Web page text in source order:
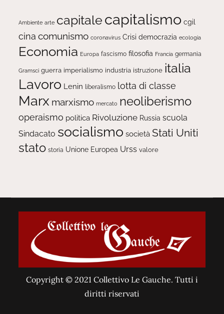
Ambiente arte capitale capitalismo cgil
cina comunismo coronavirus Crisi democrazia ecologia
Economia Europa fascismo filosofia Francia germania
Gramsci guerra imperialismo industria istruzione italia
Lavoro Lenin liberalismo lotta di classe
Marx marxismo mercato neoliberismo
operaismo politica Rivoluzione Russia scuola
Sindacato socialismo società Stati Uniti
stato storia Unione Europea Urss valore
Copyright © 2021 Collettivo Le Gauche. Tutti i
diritti riservati